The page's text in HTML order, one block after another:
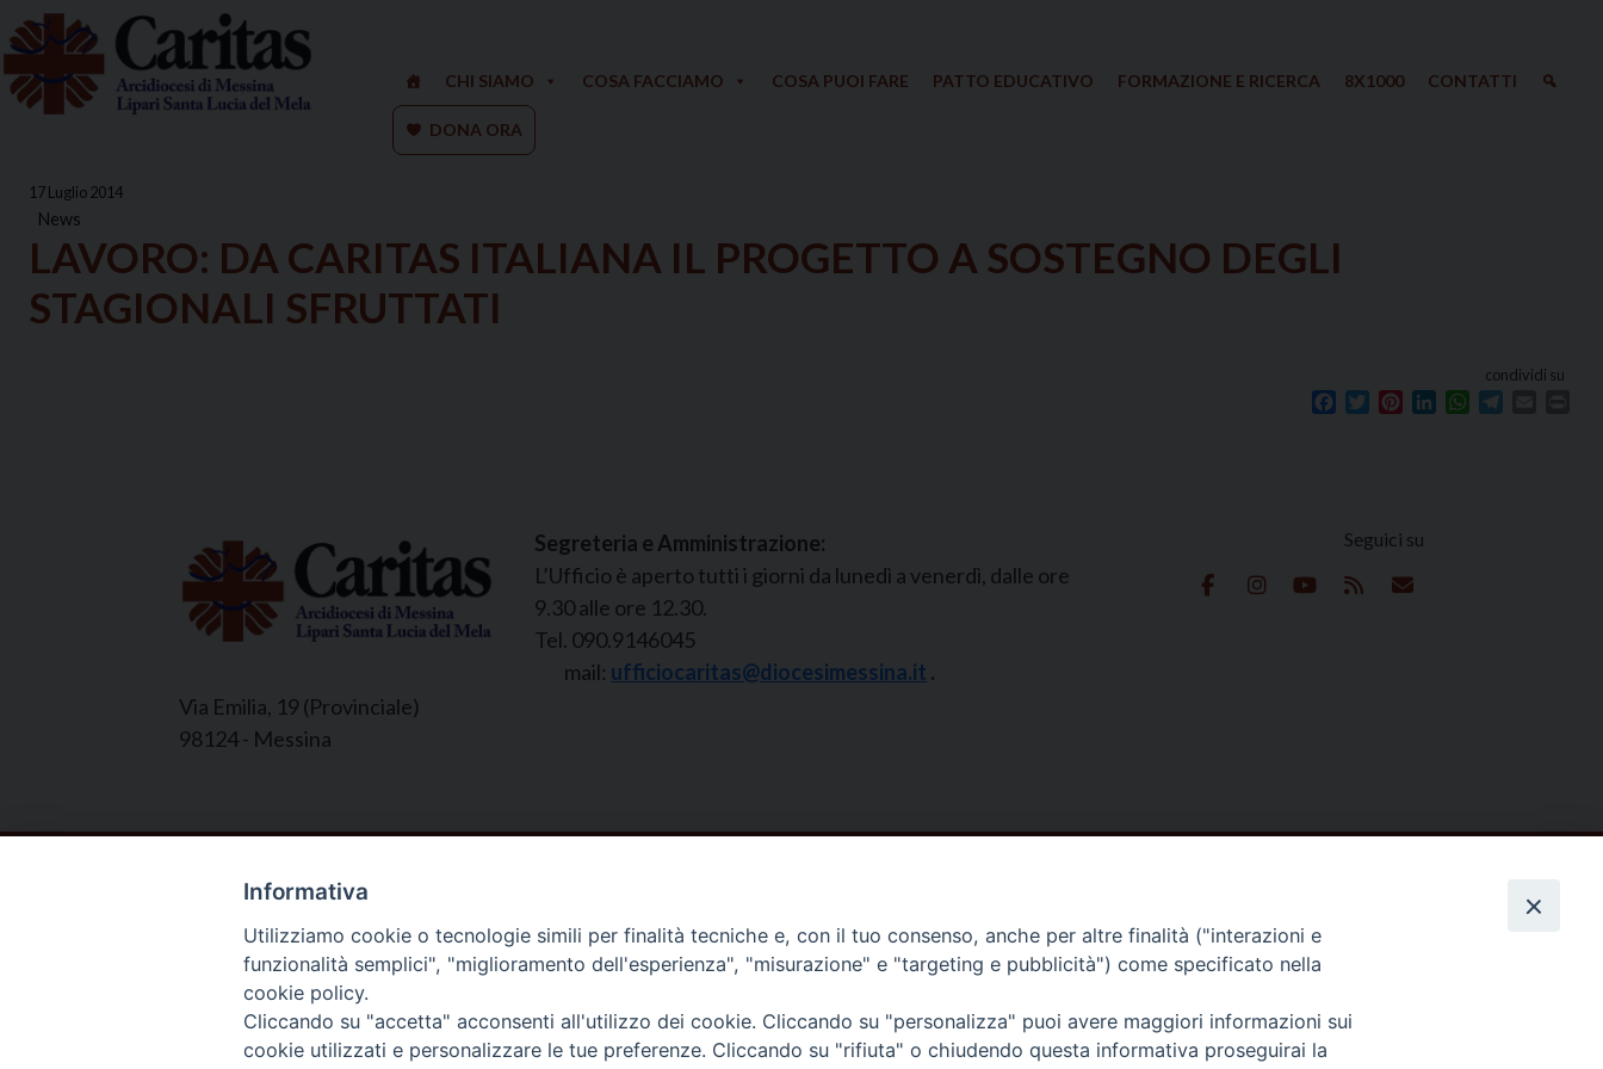
Skip
to
content
CHI SIAMO COSA FACCIAMO COSA PUOI FARE PATTO EDUCATIVO FORMAZIONE E RICERCA 8X1000 CONTATTI
DONA ORA
17 Luglio 2014
News
LAVORO: DA CARITAS ITALIANA IL PROGETTO A SOSTEGNO DEGLI
STAGIONALI SFRUTTATI
condividi su
Facebook
TwitterPinterestLinkedInWhatsApp
Via Emilia, 19 (Provinciale)
98124 - Messina
Segreteria e Amministrazione:
L’Ufficio è aperto tutti i giorni da lunedì a venerdì, dalle ore
9.30 alle ore 12.30.
Tel. 090.9146045
mail: ufficiocaritas@diocesimessina.it .
Seguici su
Informativa
Utilizziamo cookie o tecnologie simili per finalità tecniche e, con il tuo consenso, anche per altre finalità ("interazioni e
funzionalità semplici", "miglioramento dell'esperienza", "misurazione" e "targeting e pubblicità") come specificato nella
cookie policy.
Cliccando su "accetta" acconsenti all'utilizzo dei cookie. Cliccando su "personalizza" puoi avere maggiori informazioni sui
cookie utilizzati e personalizzare le tue preferenze. Cliccando su "rifiuta" o chiudendo questa informativa proseguirai la